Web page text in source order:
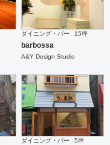
ダイニング・バー 15坪
barbossa
A&Y Design Studio
ダイニング・バー 5坪